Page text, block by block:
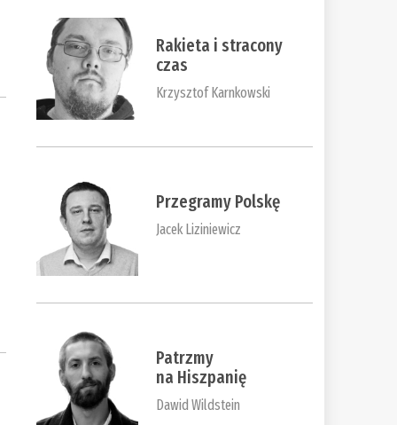
Rakieta i stracony
czas
Krzysztof Karnkowski
Przegramy Polskę
Jacek Liziniewicz
Patrzmy
na Hiszpanię
Dawid Wildstein